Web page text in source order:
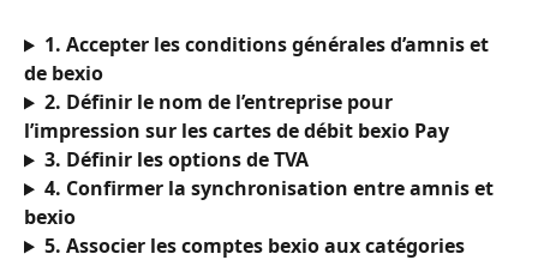
1. Accepter les conditions générales d’amnis et
de bexio
2. Définir le nom de l’entreprise pour
l’impression sur les cartes de débit bexio Pay
3. Définir les options de TVA
4. Confirmer la synchronisation entre amnis et
bexio
5. Associer les comptes bexio aux catégories